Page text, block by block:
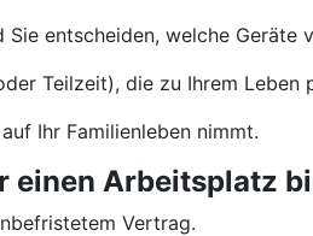
Sie entscheiden, welche Geräte
Teilzeit), die zu Ihrem Leben
Ihr Familienleben nimmt.
einen Arbeitsplatz
Vertrag.